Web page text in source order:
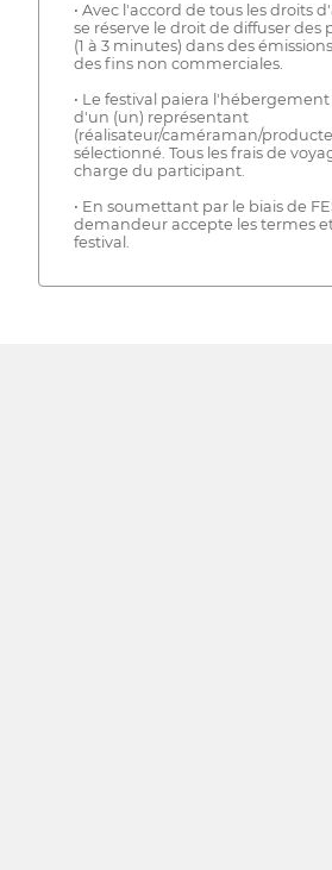
• Avec l'accord de tous les droits
se réserve le droit de diffuser des
(1 à 3 minutes) dans des
des fins non commerciales.
• Le festival paiera
d'un (un) représentant
(réalisateur/caméraman/
sélectionné. Tous les frais de
charge du participant.
• En soumettant par le biais de
demandeur accepte les termes
festival.